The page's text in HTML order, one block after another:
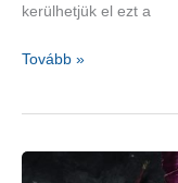
kerülhetjük el ezt a
A
táplálékok
Tovább »